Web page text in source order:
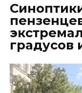
градусов